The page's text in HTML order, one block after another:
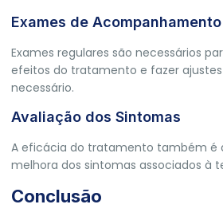
Exames de Acompanhamento
Exames regulares são necessários
efeitos do tratamento e fazer
necessário.
Avaliação dos Sintomas
A eficácia do tratamento também é
melhora dos sintomas associados à
Conclusão